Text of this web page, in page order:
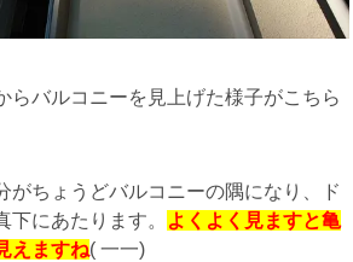
バルコニーを見上げた様子がこちら
ちょうどバルコニーの隅になり、ド
下にあたります。
よくよく見ますと亀
えますね( 一一)